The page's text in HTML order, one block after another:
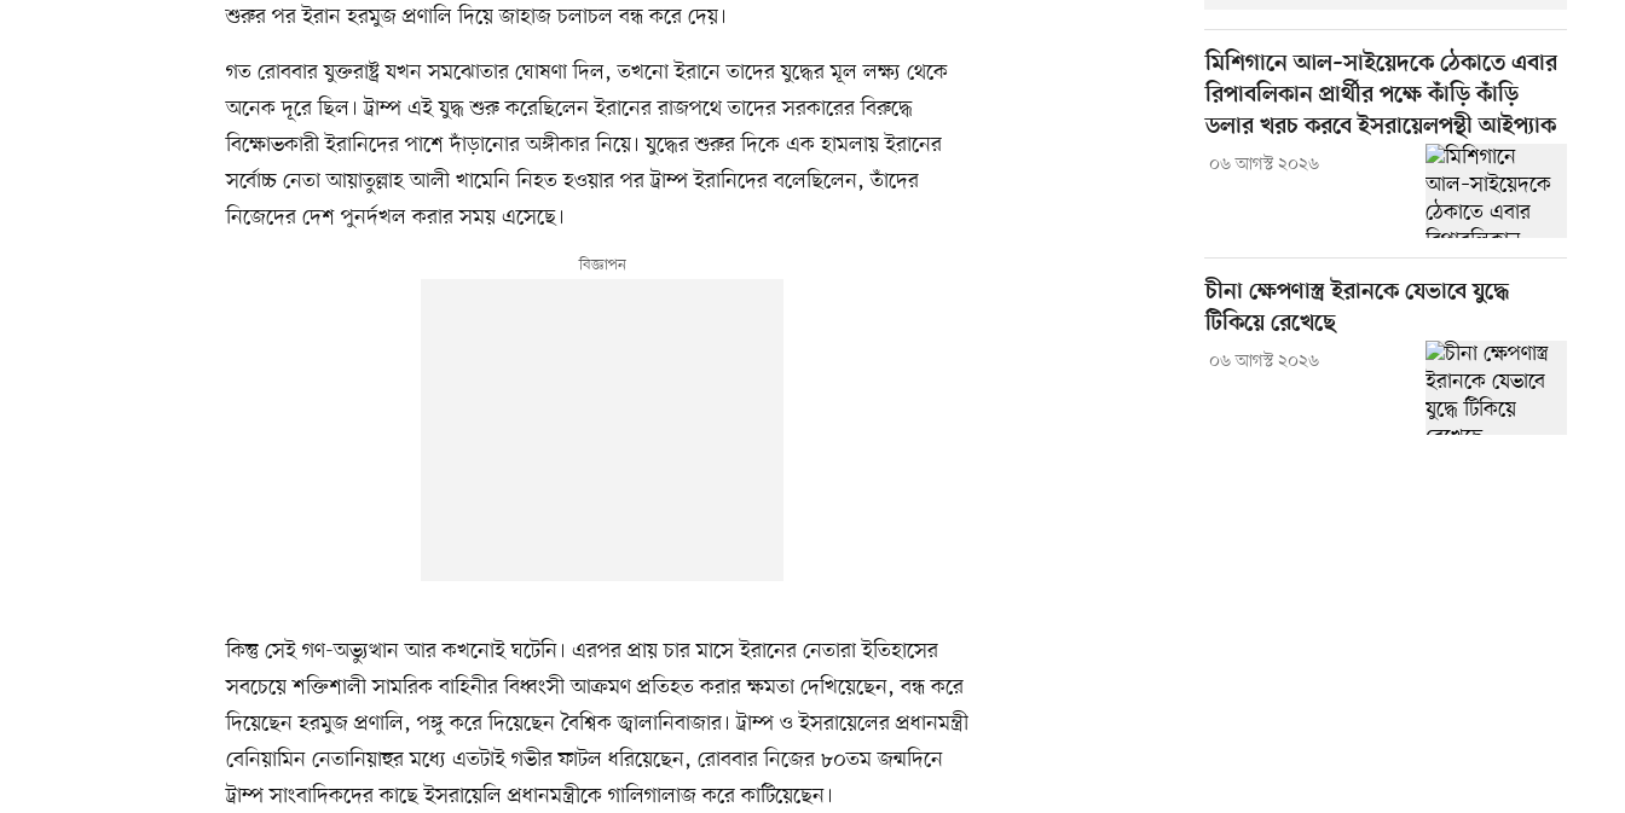
শুরুর পর ইরান হরমুজ প্রণালি দিয়ে জাহাজ চলাচল বন্ধ করে দেয়।
গত রোববার যুক্তরাষ্ট্র যখন সমঝোতার ঘোষণা দিল, তখনো ইরানে তাদের যুদ্ধের মূল লক্ষ্য থেকে
অনেক দূরে ছিল। ট্রাম্প এই যুদ্ধ শুরু করেছিলেন ইরানের রাজপথে তাদের সরকারের বিরুদ্ধে
বিক্ষোভকারী ইরানিদের পাশে দাঁড়ানোর অঙ্গীকার নিয়ে। যুদ্ধের শুরুর দিকে এক হামলায় ইরানের
সর্বোচ্চ নেতা আয়াতুল্লাহ আলী খামেনি নিহত হওয়ার পর ট্রাম্প ইরানিদের বলেছিলেন, তাঁদের
নিজেদের দেশ পুনর্দখল করার সময় এসেছে।
কিন্তু সেই গণ-অভ্যুত্থান আর কখনোই ঘটেনি। এরপর প্রায় চার মাসে ইরানের নেতারা ইতিহাসের
সবচেয়ে শক্তিশালী সামরিক বাহিনীর বিধ্বংসী আক্রমণ প্রতিহত করার ক্ষমতা দেখিয়েছেন, বন্ধ করে
দিয়েছেন হরমুজ প্রণালি, পঙ্গু করে দিয়েছেন বৈশ্বিক জ্বালানিবাজার। ট্রাম্প ও ইসরায়েলের প্রধানমন্ত্রী
বেনিয়ামিন নেতানিয়াহুর মধ্যে এতটাই গভীর ফাটল ধরিয়েছেন, রোববার নিজের ৮০তম জন্মদিনে
ট্রাম্প সাংবাদিকদের কাছে ইসরায়েলি প্রধানমন্ত্রীকে গালিগালাজ করে কাটিয়েছেন।
মিশিগানে আল–সাইয়েদকে ঠেকাতে এবার
রিপাবলিকান প্রার্থীর পক্ষে কাঁড়ি কাঁড়ি
ডলার খরচ করবে ইসরায়েলপন্থী আইপ্যাক
০৬ আগস্ট ২০২৬
চীনা ক্ষেপণাস্ত্র ইরানকে যেভাবে যুদ্ধে
টিকিয়ে রেখেছে
০৬ আগস্ট ২০২৬